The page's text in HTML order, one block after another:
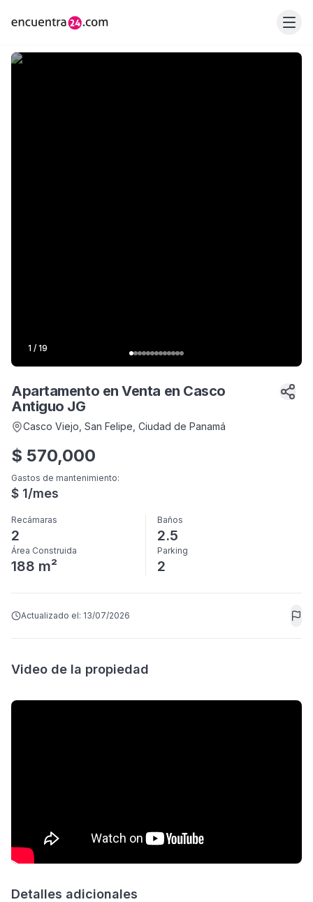
1 / 19
Apartamento en Venta en Casco
Antiguo JG
Casco Viejo, San Felipe , Ciudad de Panamá
$ 570,000
Gastos de mantenimiento:
$ 1/mes
Recámaras
2
Baños
2.5
Área Construida
188 m²
Parking
2
Actualizado el: 13/07/2026
Video de la propiedad
Detalles adicionales